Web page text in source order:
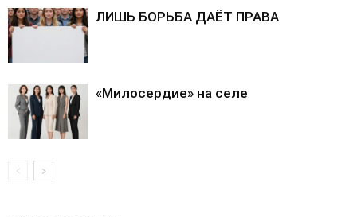
ЛИШЬ БОРЬБА ДАЁТ ПРАВА
«Милосердие» на селе